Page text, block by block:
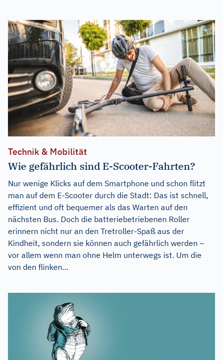
Technik & Mobilität
Wie gefährlich sind E-Scooter-Fahrten?
Nur wenige Klicks auf dem Smartphone und schon flitzt
man auf dem E-Scooter durch die Stadt: Das ist schnell,
effizient und oft bequemer als das Warten auf den
nächsten Bus. Doch die batteriebetriebenen Roller
erinnern nicht nur an den Tretroller-Spaß aus der
Kindheit, sondern sie können auch gefährlich werden –
vor allem wenn man ohne Helm unterwegs ist. Um die
von den flinken...